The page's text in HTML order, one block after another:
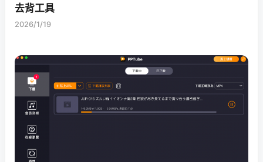
去背工具
2026/1/19